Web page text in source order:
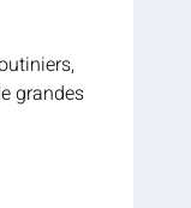
grandes